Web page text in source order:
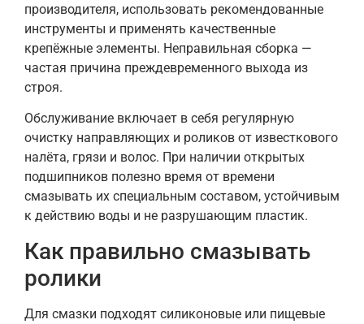
производителя, использовать рекомендованные
инструменты и применять качественные
крепёжные элементы. Неправильная сборка —
частая причина преждевременного выхода из
строя.
Обслуживание включает в себя регулярную
очистку направляющих и роликов от известкового
налёта, грязи и волос. При наличии открытых
подшипников полезно время от времени
смазывать их специальным составом, устойчивым
к действию воды и не разрушающим пластик.
Как правильно смазывать
ролики
Для смазки подходят силиконовые или пищевые